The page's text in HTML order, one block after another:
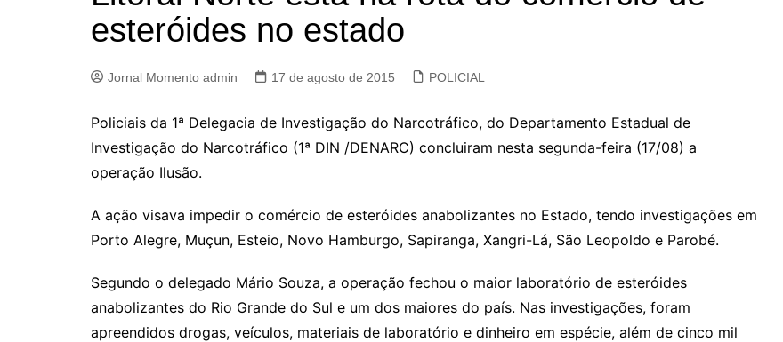
esteróides no estado
Jornal Momento admin 17 de agosto de 2015 POLICIAL
Policiais da 1ª Delegacia de Investigação do Narcotráfico, do Departamento Estadual de
Investigação do Narcotráfico (1ª DIN /DENARC) concluiram nesta segunda-feira (17/08) a
operação Ilusão.
A ação visava impedir o comércio de esteróides anabolizantes no Estado, tendo investigações em
Porto Alegre, Muçun, Esteio, Novo Hamburgo, Sapiranga, Xangri-Lá, São Leopoldo e Parobé.
Segundo o delegado Mário Souza, a operação fechou o maior laboratório de esteróides
anabolizantes do Rio Grande do Sul e um dos maiores do país. Nas investigações, foram
apreendidos drogas, veículos, materiais de laboratório e dinheiro em espécie, além de cinco mil